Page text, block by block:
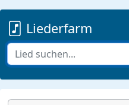
Liederfarm